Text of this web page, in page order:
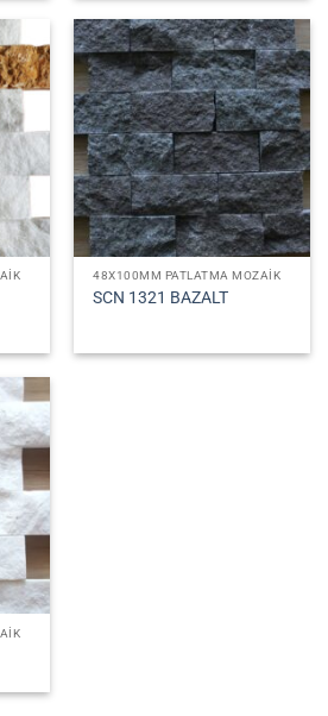
48X100MM PATLATMA MOZAIK
SCN 1321 BAZALT